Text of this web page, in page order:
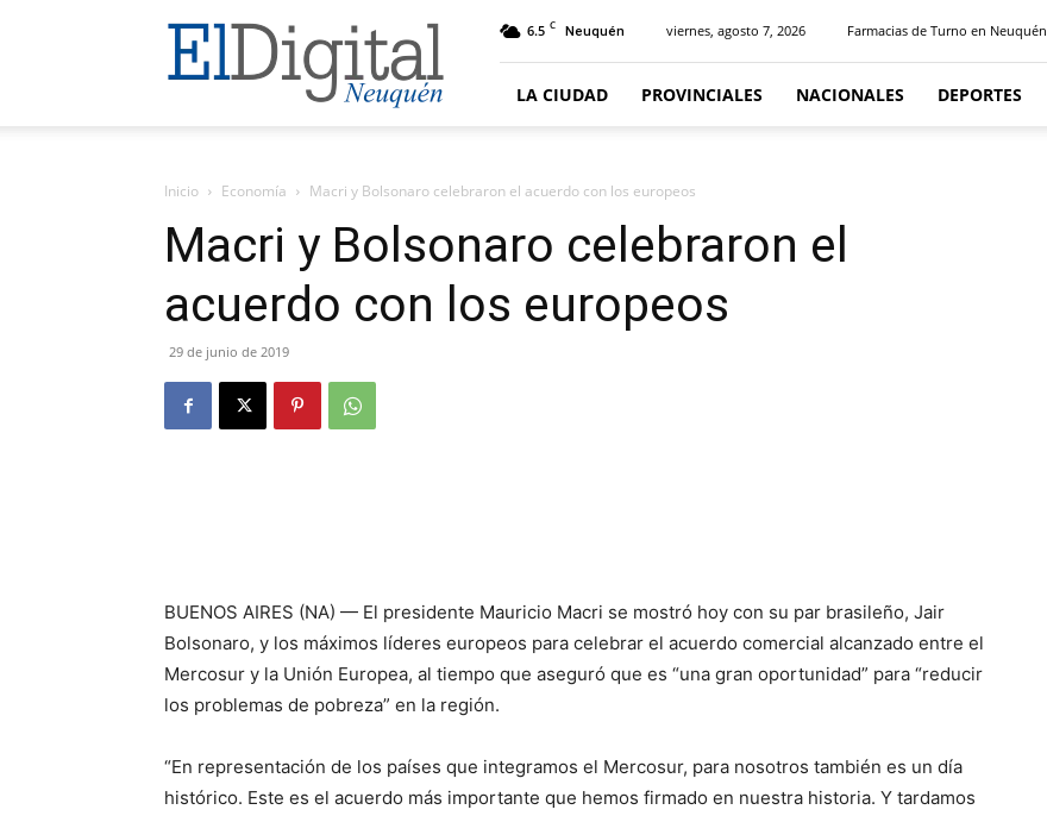
El
Digital
Neuquen
6.5 C Neuquén viernes, agosto 7, 2026 Farmacias de Turno en Neuquén
LA CIUDAD PROVINCIALES NACIONALES DEPORTES
Inicio Economía Macri y Bolsonaro celebraron el acuerdo con los europeos
Macri y Bolsonaro celebraron el
acuerdo con los europeos
29 de junio de 2019
BUENOS AIRES (NA) — El presidente Mauricio Macri se mostró hoy con su par brasileño, Jair
Bolsonaro, y los máximos líderes europeos para celebrar el acuerdo comercial alcanzado entre el
Mercosur y la Unión Europea, al tiempo que aseguró que es “una gran oportunidad” para “reducir
los problemas de pobreza” en la región.
“En representación de los países que integramos el Mercosur, para nosotros también es un día
histórico. Este es el acuerdo más importante que hemos firmado en nuestra historia. Y tardamos